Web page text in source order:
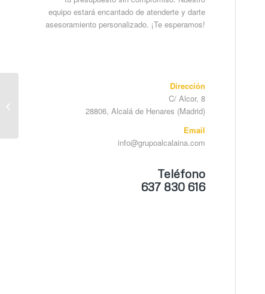
equipo estará encantado de atenderte y darte
asesoramiento personalizado. ¡Te esperamos!
Dirección
C/ Alcor, 8
28806, Alcalá de Henares (Madrid)
Email
info@grupoalcalaina.com
Teléfono
637 830 616
tu casa para el Otoño